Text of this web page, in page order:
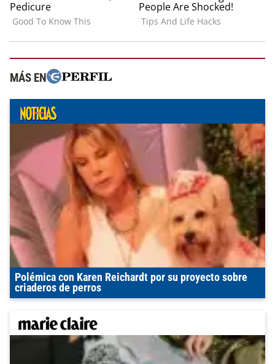
MÁS EN
Polémica con Karen Reichardt por su proyecto sobre
criaderos de perros